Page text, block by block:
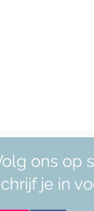
ons op
je in